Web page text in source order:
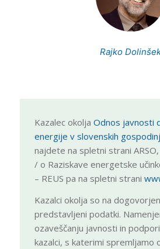
Rajko
Kazalec okolja Odnos javnosti
energije v slovenskih
najdete na spletni strani
/ o Raziskave energetske
– REUS pa na spletni strani
Kazalci okolja so na
predstavljeni podatki.
ozaveščanju javnosti in
kazalci, s katerimi spremljamo